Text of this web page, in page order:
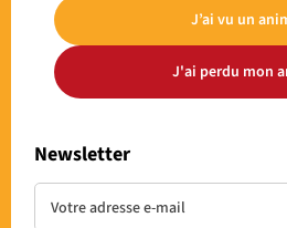
J’ai vu un
J'ai perdu mon
Newsletter